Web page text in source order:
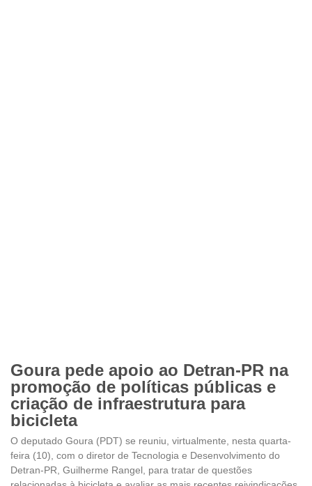
Goura pede apoio ao Detran-PR na
promoção de políticas públicas e
criação de infraestrutura para
bicicleta
O deputado Goura (PDT) se reuniu, virtualmente, nesta quarta-
feira (10), com o diretor de Tecnologia e Desenvolvimento do
Detran-PR, Guilherme Rangel, para tratar de questões